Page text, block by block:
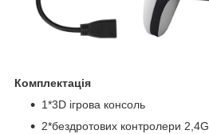
Комплектація
1*3D ігрова консоль
2*бездротових контролери 2,4G